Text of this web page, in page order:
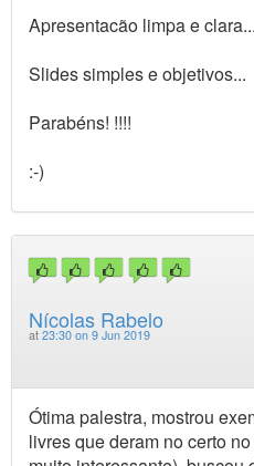
Apresentacão limpa e clara...
Slides simples e objetivos...
Parabéns! !!!!
:-)
Nícolas Rabelo
at 23:30 on 9 Jun 2019
Ótima palestra, mostrou
livres que deram no certo